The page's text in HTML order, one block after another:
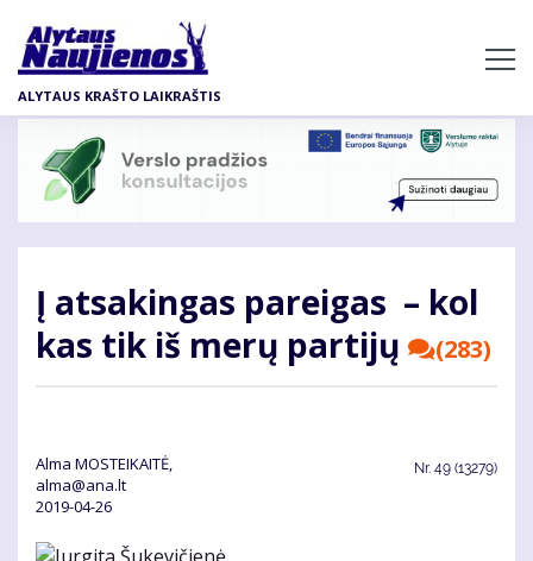
pagrindinį
turinį
ALYTAUS KRAŠTO LAIKRAŠTIS
Į at­sa­kin­gas pa­rei­gas – kol
kas tik iš me­rų par­ti­jų
(283)
Alma MOSTEIKAITĖ,
alma@ana.lt
2019-04-26
Nr. 49 (13279)